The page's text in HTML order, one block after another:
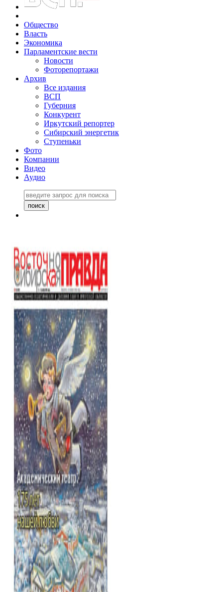
Общество
Власть
Экономика
Парламентские вести
Новости
Фоторепортажи
Архив
Все издания
ВСП
Губерния
Конкурент
Иркутский репортер
Сибирский энергетик
Ступеньки
Фото
Компании
Видео
Аудио